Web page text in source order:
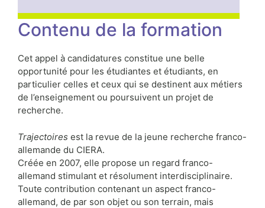
Contenu de la formation
Cet appel à candidatures constitue une belle
opportunité pour les étudiantes et étudiants, en
particulier celles et ceux qui se destinent aux métiers
de l’enseignement ou poursuivent un projet de
recherche.
Trajectoires est la revue de la jeune recherche franco-
allemande du CIERA.
Créée en 2007, elle propose un regard franco-
allemand stimulant et résolument interdisciplinaire.
Toute contribution contenant un aspect franco-
allemand, de par son objet ou son terrain, mais